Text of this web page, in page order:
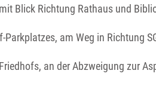
Blick Richtung Rathaus und
Parkplatzes, am Weg in Richtung
an der Abzweigung zur